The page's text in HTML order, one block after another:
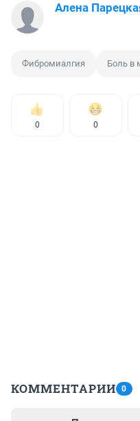
Алена
Фибромиалгия Боль в
0 0
КОММЕНТАРИИ 0